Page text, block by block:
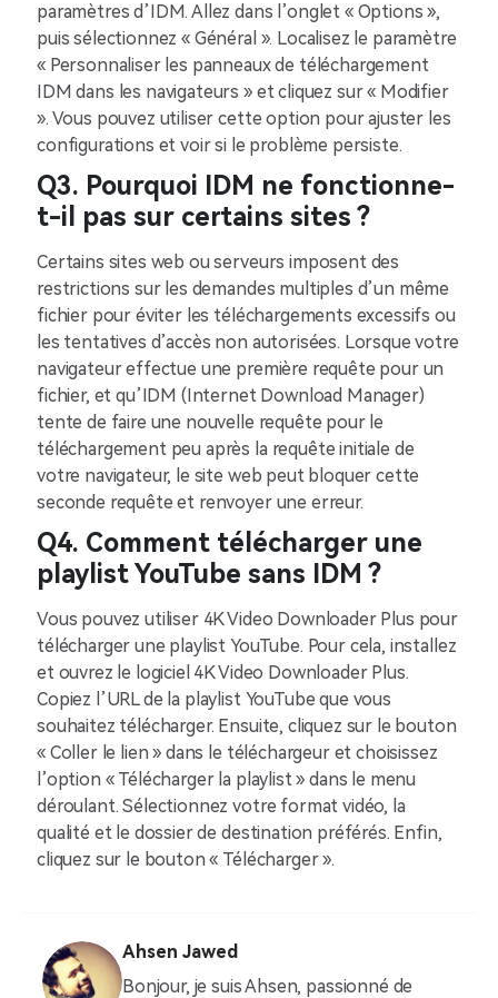
paramètres d’IDM. Allez dans l’onglet « Options »,
puis sélectionnez « Général ». Localisez le paramètre
« Personnaliser les panneaux de téléchargement
IDM dans les navigateurs » et cliquez sur « Modifier
». Vous pouvez utiliser cette option pour ajuster les
configurations et voir si le problème persiste.
Q3. Pourquoi IDM ne fonctionne-
t-il pas sur certains sites ?
Certains sites web ou serveurs imposent des
restrictions sur les demandes multiples d’un même
fichier pour éviter les téléchargements excessifs ou
les tentatives d’accès non autorisées. Lorsque votre
navigateur effectue une première requête pour un
fichier, et qu’IDM (Internet Download Manager)
tente de faire une nouvelle requête pour le
téléchargement peu après la requête initiale de
votre navigateur, le site web peut bloquer cette
seconde requête et renvoyer une erreur.
Q4. Comment télécharger une
playlist YouTube sans IDM ?
Vous pouvez utiliser 4K Video Downloader Plus pour
télécharger une playlist YouTube. Pour cela, installez
et ouvrez le logiciel 4K Video Downloader Plus.
Copiez l’URL de la playlist YouTube que vous
souhaitez télécharger. Ensuite, cliquez sur le bouton
« Coller le lien » dans le téléchargeur et choisissez
l’option « Télécharger la playlist » dans le menu
déroulant. Sélectionnez votre format vidéo, la
qualité et le dossier de destination préférés. Enfin,
cliquez sur le bouton « Télécharger ».
Ahsen Jawed
Bonjour, je suis Ahsen, passionné de